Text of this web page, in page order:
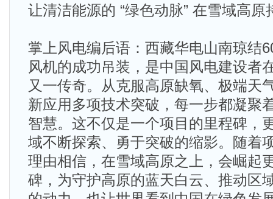
让清洁能源的 “绿色动脉” 在雪域高原
掌上风电编后语：西藏华电山南琼结
风机的成功吊装，是中国风电建设者
又一传奇。从克服高原缺氧、极端天
新应用多项技术突破，每一步都凝聚
智慧。这不仅是一个项目的里程碑，
域不断探索、勇于突破的缩影。随着
理由相信，在雪域高原之上，会崛起
碑，为守护高原的蓝天白云、推动区